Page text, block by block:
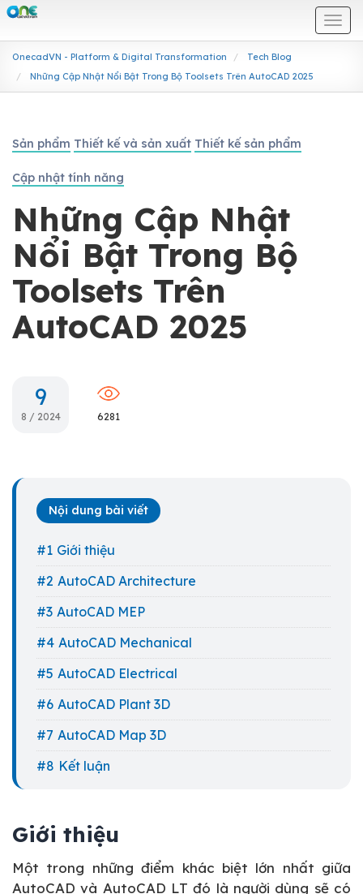
OnecadVN - Platform & Digital Transformation
Tech Blog
Những Cập Nhật Nổi Bật Trong Bộ Toolsets Trên AutoCAD 2025
Sản phẩm Thiết kế và sản xuất Thiết kế sản phẩm
Cập nhật tính năng
Những Cập Nhật
Nổi Bật Trong Bộ
Toolsets Trên
AutoCAD 2025
9
8 / 2024 6281
Nội dung bài viết
Giới thiệu
AutoCAD Architecture
AutoCAD MEP
AutoCAD Mechanical
AutoCAD Electrical
AutoCAD Plant 3D
AutoCAD Map 3D
Kết luận
Giới thiệu
Một trong những điểm khác biệt lớn nhất giữa
AutoCAD và AutoCAD LT đó là người dùng sẽ có